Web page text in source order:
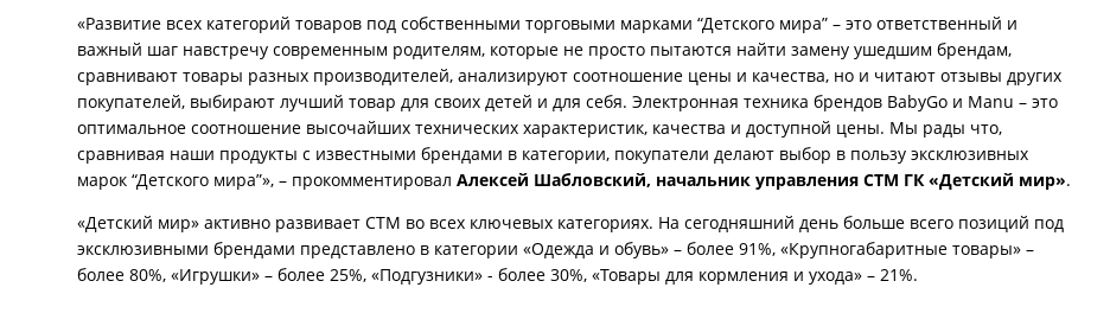
«Развитие всех категорий товаров под собственными торговыми марками “Детского мира” – это ответственный и
важный шаг навстречу современным родителям, которые не просто пытаются найти замену ушедшим брендам,
сравнивают товары разных производителей, анализируют соотношение цены и качества, но и читают отзывы других
покупателей, выбирают лучший товар для своих детей и для себя. Электронная техника брендов BabyGo и Manu – это
оптимальное соотношение высочайших технических характеристик, качества и доступной цены. Мы рады что,
сравнивая наши продукты с известными брендами в категории, покупатели делают выбор в пользу эксклюзивных
марок “Детского мира”», – прокомментировалАлексей Шабловский, начальник управления СТМ ГК «Детский мир».
«Детский мир» активно развивает СТМ во всех ключевых категориях. На сегодняшний день больше всего позиций под
эксклюзивными брендами представлено в категории «Одежда и обувь» – более 91%, «Крупногабаритные товары» –
более 80%, «Игрушки» – более 25%, «Подгузники» - более 30%, «Товары для кормления и ухода» – 21%.